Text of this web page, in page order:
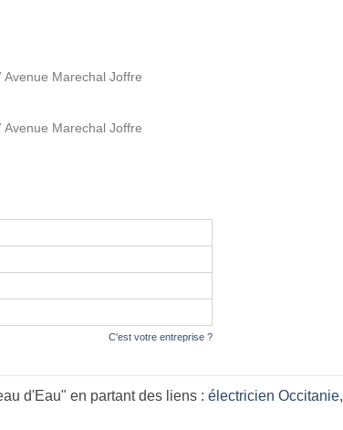
Avenue Marechal Joffre
Avenue Marechal Joffre
C'est votre entreprise ?
d'Eau" en partant des liens : électricien Occitanie,